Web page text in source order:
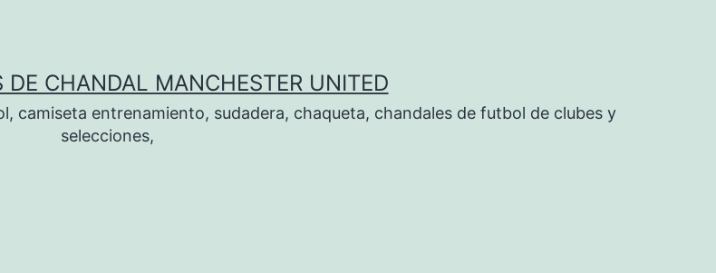
DE CHANDAL MANCHESTER UNITED
camiseta entrenamiento, sudadera, chaqueta, chandales de futbol de clubes y
selecciones,